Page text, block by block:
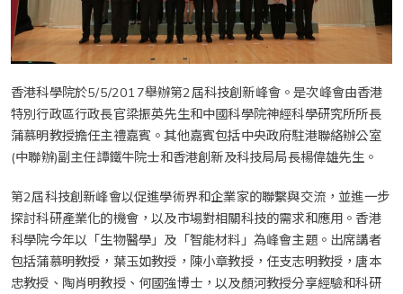
香港科學院於5/5/2017舉辦第2屆科技創新峰會。是次峰會由香港
特別行政區行政長官梁振英先生和中國科學院神經科學研究所所長
蒲慕明教授擔任主禮嘉賓。其他嘉賓包括中央政府駐港聯絡辦公室
(中聯辦)副主任譚鐵牛院士和香港創新及科技局局長楊偉雄先生。
第2屆科技創新峰會以促進學術界和企業家的聯繫與交流，並進一步
探討科研產業化的機會，以及市場對相關科技的需求和應用。香港
科學院今年以「生物醫學」及「智能材料」為峰會主題。出席講者
包括蒲慕明教授，葉玉如教授，陳小章教授，任支志明教授，唐本
忠教授、陶肖明教授、何國強博士，以及顏河教授分享經驗和科研